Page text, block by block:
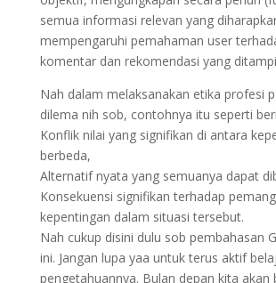
semua informasi relevan yang
mempengaruhi pemahaman user
komentar dan rekomendasi yang
Nah dalam melaksanakan etika profesi
dilema nih sob, contohnya itu seperti
Konflik nilai yang signifikan di antara
berbeda,
Alternatif nyata yang semuanya dapat
Konsekuensi signifikan terhadap
kepentingan dalam situasi tersebut.
Nah cukup disini dulu sob pembahasan
ini. Jangan lupa yaa untuk terus aktif
pengetahuannya. Bulan depan kita akan